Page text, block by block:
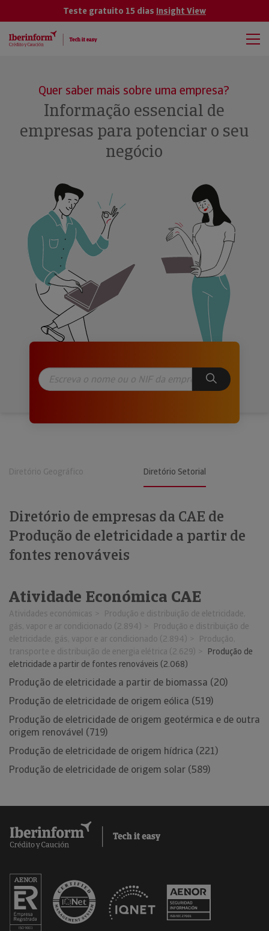
Teste gratuito 15 dias Insight View
Quer saber mais sobre uma empresa?
Informação essencial de
empresas para potenciar o seu
negócio
Diretório Geográfico Diretório Setorial
Diretório de empresas da CAE de
Produção de eletricidade a partir de
fontes renováveis
Atividade Económica CAE
Atividades económicas
Produção e distribuição de eletricidade,
gás, vapor e ar condicionado (2.894)
Produção e distribuição de
eletricidade, gás, vapor e ar condicionado (2.894)
Produção,
transporte e distribuição de energia elétrica (2.629)
Produção de
eletricidade a partir de fontes renováveis (2.068)
Produção de eletricidade a partir de biomassa (20)
Produção de eletricidade de origem eólica (519)
Produção de eletricidade de origem geotérmica e de outra
origem renovável (719)
Produção de eletricidade de origem hídrica (221)
Produção de eletricidade de origem solar (589)